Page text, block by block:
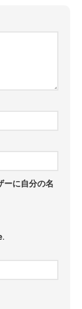
ーに自分の名